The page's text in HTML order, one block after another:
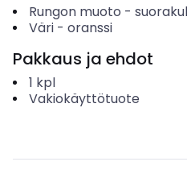
Rungon muoto -
Väri- oranssi
Pakkaus ja ehdot
1 kpl
Vakiokäyttötuote